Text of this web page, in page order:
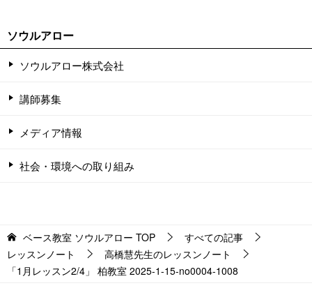
ソウルアロー
ソウルアロー株式会社
講師募集
メディア情報
社会・環境への取り組み
ベース教室 ソウルアロー TOP
すべての記事
レッスンノート
高橋慧先生のレッスンノート
「1月レッスン2/4」 柏教室 2025-1-15-no0004-1008